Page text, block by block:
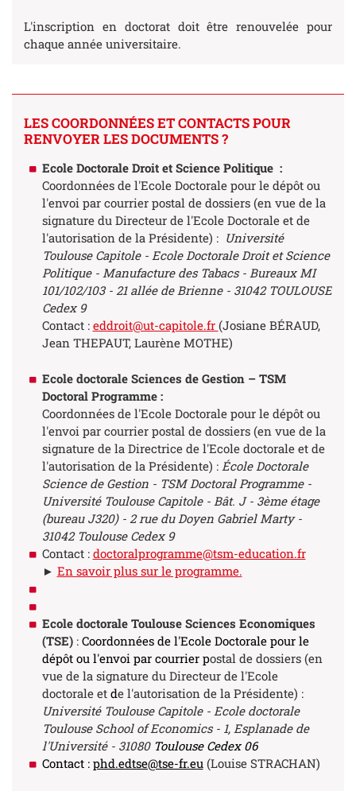
L'inscription en doctorat doit être renouvelée pour
chaque année universitaire.
LES COORDONNÉES ET CONTACTS POUR
RENVOYER LES DOCUMENTS ?
Ecole Doctorale Droit et Science Politique :
Coordonnées de l'Ecole Doctorale pour le dépôt ou
l'envoi par courrier postal de dossiers (en vue de la
signature du Directeur de l'Ecole Doctorale et de
l'autorisation de la Présidente) : Université
Toulouse Capitole - Ecole Doctorale Droit et Science
Politique - Manufacture des Tabacs - Bureaux MI
101/102/103 - 21 allée de Brienne - 31042 TOULOUSE
Cedex 9
Contact : eddroit@ut-capitole.fr (Josiane BÉRAUD,
Jean THEPAUT, Laurène MOTHE)
Ecole doctorale Sciences de Gestion – TSM
Doctoral Programme :
Coordonnées de l'Ecole Doctorale pour le dépôt ou
l'envoi par courrier postal de dossiers (en vue de la
signature de la Directrice de l'Ecole doctorale et de
l'autorisation de la Présidente) : École Doctorale
Science de Gestion - TSM Doctoral Programme -
Université Toulouse Capitole - Bât. J - 3ème étage
(bureau J320) - 2 rue du Doyen Gabriel Marty -
31042 Toulouse Cedex 9
Contact : doctoralprogramme@tsm-education.fr
► En savoir plus sur le programme.
Ecole doctorale Toulouse Sciences Economiques
(TSE):Coordonnées de l'Ecole Doctorale pour le
dépôt ou l'envoi par courrier postal de dossiers (en
vue de la signature du Directeur de l'Ecole
doctorale etde l'autorisation de la Présidente) :
Université Toulouse Capitole - Ecole doctorale
Toulouse School of Economics - 1, Esplanade de
l'Université - 31080Toulouse Cedex 06
Contact : phd.edtse@tse-fr.eu (Louise STRACHAN)